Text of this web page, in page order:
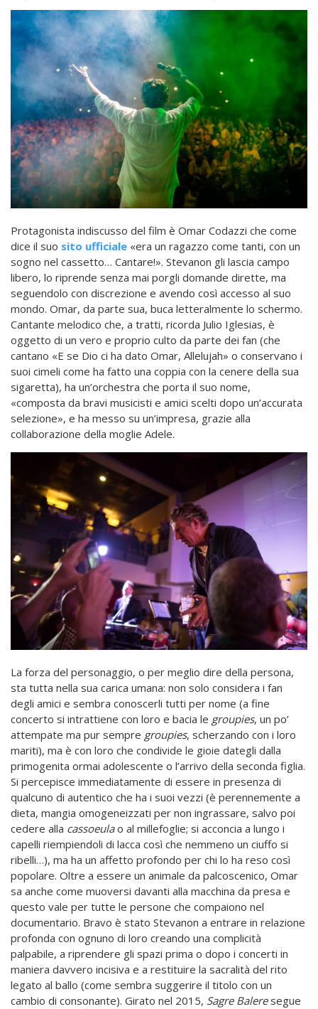
Protagonista indiscusso del film è Omar Codazzi che come
dice il suo sito ufficiale «era un ragazzo come tanti, con un
sogno nel cassetto… Cantare!». Stevanon gli lascia campo
libero, lo riprende senza mai porgli domande dirette, ma
seguendolo con discrezione e avendo così accesso al suo
mondo. Omar, da parte sua, buca letteralmente lo schermo.
Cantante melodico che, a tratti, ricorda Julio Iglesias, è
oggetto di un vero e proprio culto da parte dei fan (che
cantano «E se Dio ci ha dato Omar, Allelujah» o conservano i
suoi cimeli come ha fatto una coppia con la cenere della sua
sigaretta), ha un’orchestra che porta il suo nome,
«composta da bravi musicisti e amici scelti dopo un’accurata
selezione», e ha messo su un’impresa, grazie alla
collaborazione della moglie Adele.
La forza del personaggio, o per meglio dire della persona,
sta tutta nella sua carica umana: non solo considera i fan
degli amici e sembra conoscerli tutti per nome (a fine
concerto si intrattiene con loro e bacia le groupies, un po’
attempate ma pur sempre groupies, scherzando con i loro
mariti), ma è con loro che condivide le gioie dategli dalla
primogenita ormai adolescente o l’arrivo della seconda figlia.
Si percepisce immediatamente di essere in presenza di
qualcuno di autentico che ha i suoi vezzi (è perennemente a
dieta, mangia omogeneizzati per non ingrassare, salvo poi
cedere alla cassoeulao al millefoglie; si acconcia a lungo i
capelli riempiendoli di lacca così che nemmeno un ciuffo si
ribelli…), ma ha un affetto profondo per chi lo ha reso così
popolare. Oltre a essere un animale da palcoscenico, Omar
sa anche come muoversi davanti alla macchina da presa e
questo vale per tutte le persone che compaiono nel
documentario. Bravo è stato Stevanon a entrare in relazione
profonda con ognuno di loro creando una complicità
palpabile, a riprendere gli spazi prima o dopo i concerti in
maniera davvero incisiva e a restituire la sacralità del rito
legato al ballo (come sembra suggerire il titolo con un
cambio di consonante). Girato nel 2015, Sagre Baleresegue